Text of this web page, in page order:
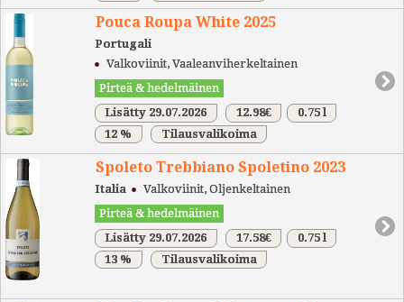
Pouca Roupa White 2025
Portugali
Valkoviinit, Vaaleanviherkeltainen
Pirteä & hedelmäinen
Lisätty 29.07.2026
12.98€
0.75 l
12 %
Tilausvalikoima
Spoleto Trebbiano Spoletino 2023
Italia
Valkoviinit, Oljenkeltainen
Pirteä & hedelmäinen
Lisätty 29.07.2026
17.58€
0.75 l
13 %
Tilausvalikoima